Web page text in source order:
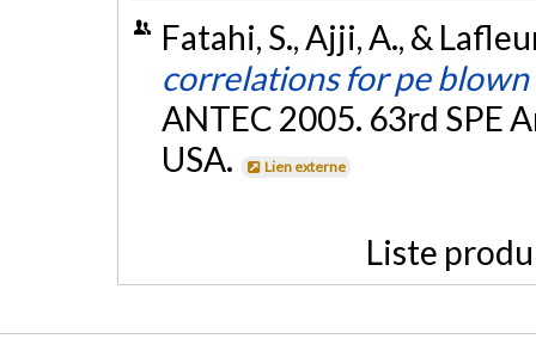
Fatahi, S., Ajji, A., &
correlations for pe blown
ANTEC 2005. 63rd SPE
USA.
Lien externe
Liste